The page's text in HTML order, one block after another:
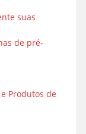
suas
de pré-
Produtos de